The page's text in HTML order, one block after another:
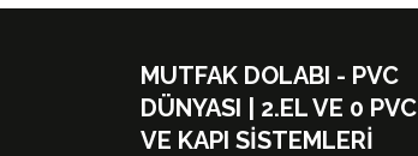
MUTFAK DOLABI - PVC
DÜNYASI | 2.EL VE 0 PVC
VE KAPI SISTEMLERI